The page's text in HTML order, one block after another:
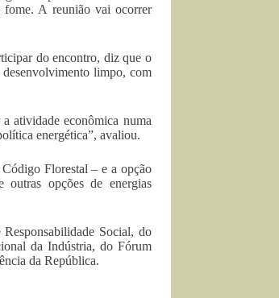
fome. A reunião vai ocorrer
do encontro, diz que o
limpo, com
atividade econômica numa
energética”, avaliou.
Florestal – e a opção
opções de energias
Social, do
da Indústria, do Fórum
da República.